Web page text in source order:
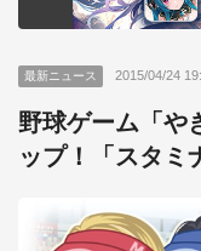
最新ニュース 2015/04/24
野球ゲーム「
ップ！「スタミ